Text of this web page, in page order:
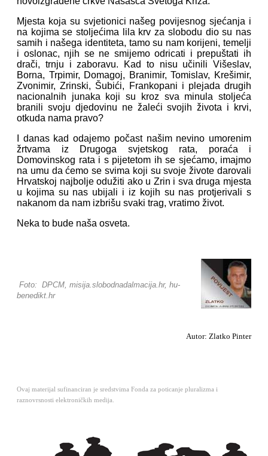
Mjesta koja su svjetionici našeg povijesnog sjećanja i
na kojima se stoljećima lila krv za slobodu dio su nas
samih i našega identiteta, tamo su nam korijeni, temelji
i oslonac, njih se ne smijemo odricati i prepuštati ih
drači, trnju i zaboravu. Kad to nisu učinili Višeslav,
Borna, Trpimir, Domagoj, Branimir, Tomislav, Krešimir,
Zvonimir, Zrinski, Šubići, Frankopani i plejada drugih
nacionalnih junaka koji su kroz sva minula stoljeća
branili svoju djedovinu ne žaleći svojih života i krvi,
otkuda nama pravo?
I danas kad odajemo počast našim nevino umorenim
žrtvama iz Drugoga svjetskog rata, poraća i
Domovinskog rata i s pijetetom ih se sjećamo, imajmo
na umu da ćemo se svima koji su svoje živote darovali
Hrvatskoj najbolje odužiti ako u Zrin i sva druga mjesta
u kojima su nas ubijali i iz kojih su nas protjerivali s
nakanom da nam izbrišu svaki trag, vratimo život.
Neka to bude naša osveta.
Foto: DPCM, misija.slobodnadalmacija.hr, hu-
benedikt.hr
Autor: Zlatko Pinter
Ovaj materijal sufinanciran je sredstvima Fonda za poticanje pluralizma i
raznovrsnosti elektroničkih medija.